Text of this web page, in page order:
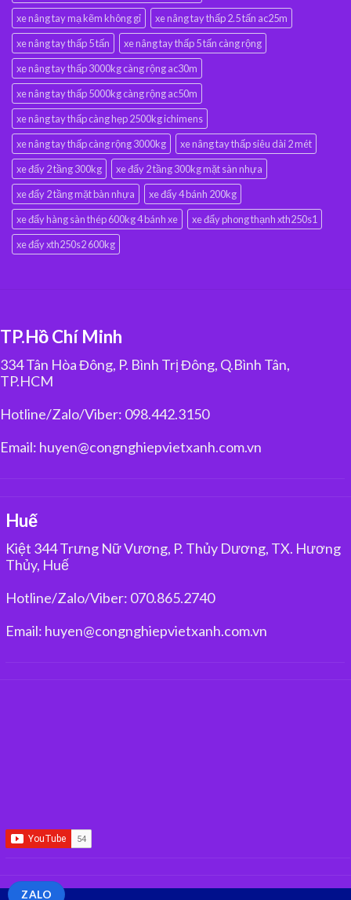
xe nâng tay mạ kẽm không gỉ
xe nâng tay thấp 2.5 tấn ac25m
xe nâng tay thấp 5 tấn
xe nâng tay thấp 5 tấn càng rộng
xe nâng tay thấp 3000kg càng rộng ac30m
xe nâng tay thấp 5000kg càng rộng ac50m
xe nâng tay thấp càng hẹp 2500kg ichimens
xe nâng tay thấp càng rộng 3000kg
xe nâng tay thấp siêu dài 2 mét
xe đẩy 2 tầng 300kg
xe đẩy 2 tầng 300kg mặt sàn nhựa
xe đẩy 2 tầng mặt bàn nhựa
xe đẩy 4 bánh 200kg
xe đẩy hàng sàn thép 600kg 4 bánh xe
xe đẩy phong thạnh xth250s1
xe đẩy xth250s2 600kg
TP.Hồ Chí Minh
334 Tân Hòa Đông, P. Bình Trị Đông, Q.Bình Tân,
TP.HCM
Hotline/Zalo/Viber: 098.442.3150
Email: huyen@congnghiepvietxanh.com.vn
Huế
Kiệt 344 Trưng Nữ Vương, P. Thủy Dương, TX. Hương
Thủy, Huế
Hotline/Zalo/Viber: 070.865.2740
Email: huyen@congnghiepvietxanh.com.vn
ZALO